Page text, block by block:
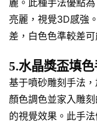
亮麗，視覺3D感強
差，白色色準較差可
5.水晶獎盃填
基于噴砂雕刻手法
顏色調色並家入雕
的視覺效果。此手